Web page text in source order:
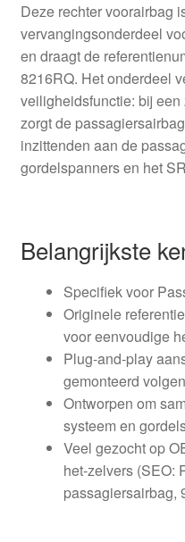
Deze rechter voorairbag
vervangingsonderdeel
en draagt de
8216RQ. Het onderdeel
veiligheidsfunctie: bij
zorgt de
inzittenden aan de
gordelspanners en het
Belangrijkste
Specifiek voor
Originele
voor eenvoudige
Plug-and-play
gemonteerd
Ontworpen om
systeem en
Veel gezocht op
het-zelvers (SEO:
passagiersairbag,